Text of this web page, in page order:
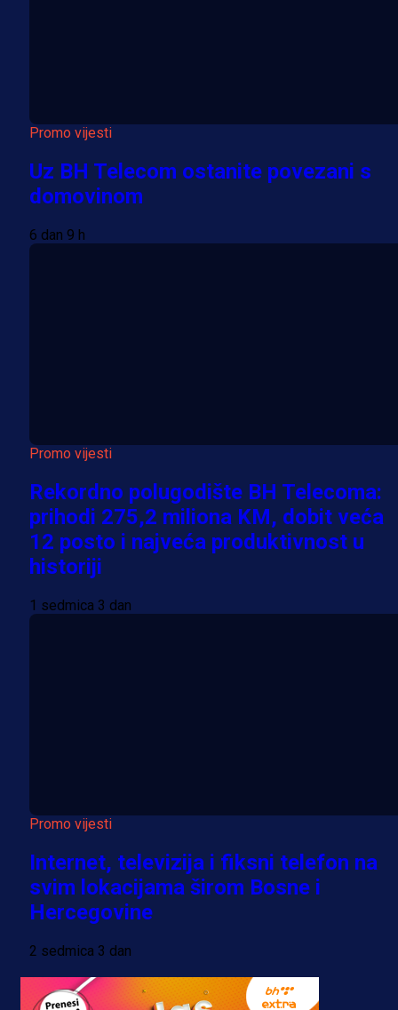
Promo vijesti
Uz BH Telecom ostanite povezani s
domovinom
6 dan 9 h
Promo vijesti
Rekordno polugodište BH Telecoma:
prihodi 275,2 miliona KM, dobit veća
12 posto i najveća produktivnost u
historiji
1 sedmica 3 dan
Promo vijesti
Internet, televizija i fiksni telefon na
svim lokacijama širom Bosne i
Hercegovine
2 sedmica 3 dan